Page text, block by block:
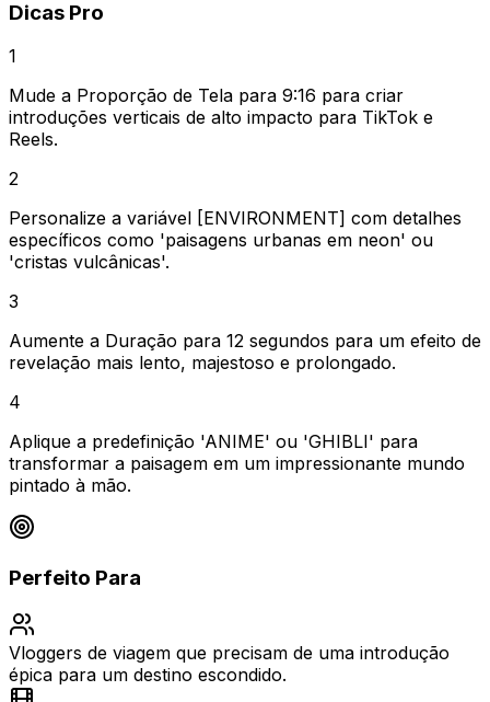
Dicas Pro
1
Mude a Proporção de Tela para 9:16 para criar
introduções verticais de alto impacto para TikTok e
Reels.
2
Personalize a variável [ENVIRONMENT] com detalhes
específicos como 'paisagens urbanas em neon' ou
'cristas vulcânicas'.
3
Aumente a Duração para 12 segundos para um efeito de
revelação mais lento, majestoso e prolongado.
4
Aplique a predefinição 'ANIME' ou 'GHIBLI' para
transformar a paisagem em um impressionante mundo
pintado à mão.
Perfeito Para
Vloggers de viagem que precisam de uma introdução
épica para um destino escondido.